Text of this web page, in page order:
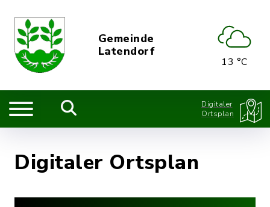
Gemeinde
Latendorf
13 °C
Digitaler
Ortsplan
Digitaler Ortsplan